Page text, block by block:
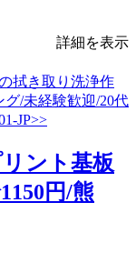
詳細を表示
ント基板
円/熊